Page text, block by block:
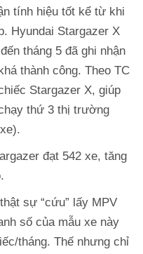
tính hiệu tốt kể từ khi
Hyundai Stargazer X
tháng 5 đã ghi nhận
thành công. Theo TC
Stargazer X, giúp
thứ 3 thị trường
đạt 542 xe, tăng
sự “cứu” lấy MPV
số của mẫu xe này
tháng. Thế nhưng chỉ